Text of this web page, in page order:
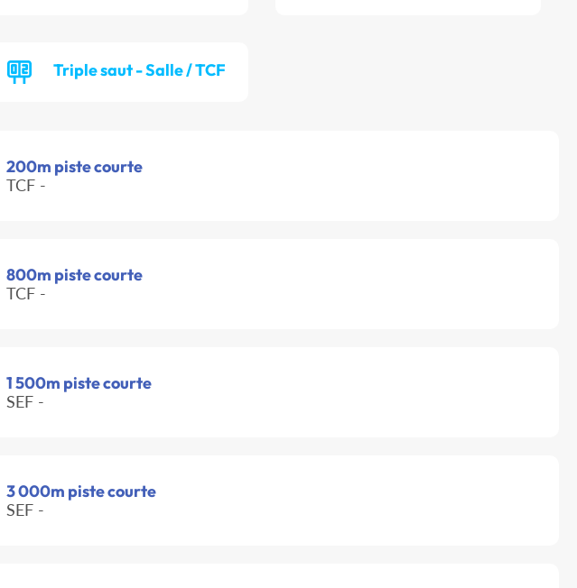
Triple saut - Salle / TCF
200m piste courte
TCF -
800m piste courte
TCF -
1 500m piste courte
SEF -
3 000m piste courte
SEF -